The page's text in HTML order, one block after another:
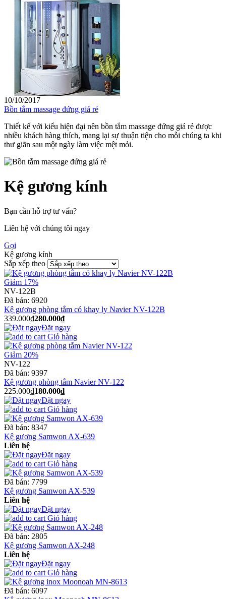
10/10/2017
Bồn tắm massage đứng giá rẻ
Thiết kế với kiểu hiện đại nên bồn tắm massage đứng giá rẻ được
nhiều khách hàng thích, mang lại sự thuận tiện cho mỗi chúng ta khi
thư giãn sau một ngày làm việc mệt mỏi.
Kệ gương kính
Bạn cần hỗ trợ tư vấn?
Liên hệ với chúng tôi ngay
Gọi
Kệ gương kính
Sắp xếp theo
Giảm 17%
NV-122B
Đã bán: 6920
Kệ gương phòng tắm có khay ly Navier NV-122B
339.000₫280.000₫
Đặt ngay
Giỏ hàng
Giảm 20%
NV-122
Đã bán: 9397
Kệ gương phòng tắm Navier NV-122
225.000₫180.000₫
Đặt ngay
Giỏ hàng
Đã bán: 8347
Kệ gương Samwon AX-639
Liên hệ
Đặt ngay
Giỏ hàng
Đã bán: 7799
Kệ gương Samwon AX-539
Liên hệ
Đặt ngay
Giỏ hàng
Đã bán: 2805
Kệ gương Samwon AX-248
Liên hệ
Đặt ngay
Giỏ hàng
Đã bán: 6097